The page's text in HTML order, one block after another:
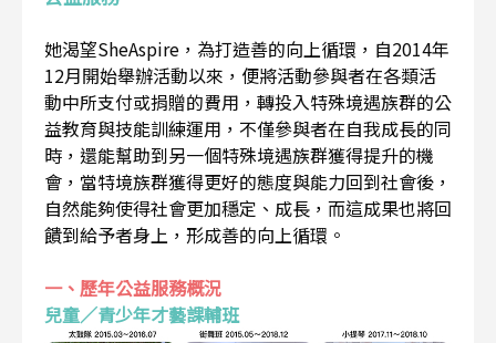
她渴望SheAspire，為打造善的向上循環，自2014年
12月開始舉辦活動以來，便將活動參與者在各類活
動中所支付或捐贈的費用，轉投入特殊境遇族群的公
益教育與技能訓練運用，不僅參與者在自我成長的同
時，還能幫助到另一個特殊境遇族群獲得提升的機
會，當特境族群獲得更好的態度與能力回到社會後，
自然能夠使得社會更加穩定、成長，而這成果也將回
饋到給予者身上，形成善的向上循環。
一、歷年公益服務概況
兒童／青少年才藝課輔班